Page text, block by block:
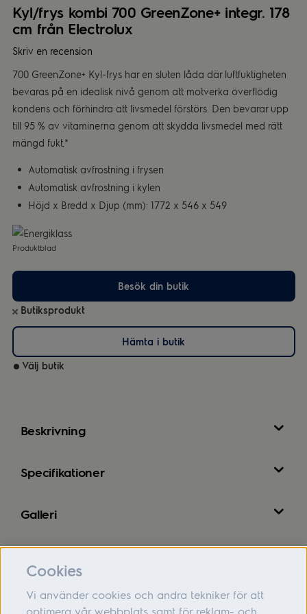
Kyl/frys kombi 700 GreenZone+ integr. 178
cm från Electrolux
Skriv en recension
700 GreenZone+ Kyl-frys har en sluten låda där luftfuktigheten
bevaras på en idealisk nivå genom att motverka överflödig
kondens och förhindra att livsmedel förstörs. Den bevarar upp
till 95 % av vitaminerna genom att skydda livsmedel med rätt
mängd fukt.*
Automatisk avfrostning i frysen
Automatisk avfrostning i kylen
Höjd x Bredd x Djup (mm): 1772 x 546 x 549
Produktblad
Besök din butik
Butiksprodukt
Hämta i butik
Välj butik
Beskrivning
Specifikationer
Galleri
Cookies
Vi använder cookies och andra tekniker för att
optimera vår webbplats samt för reklam- och